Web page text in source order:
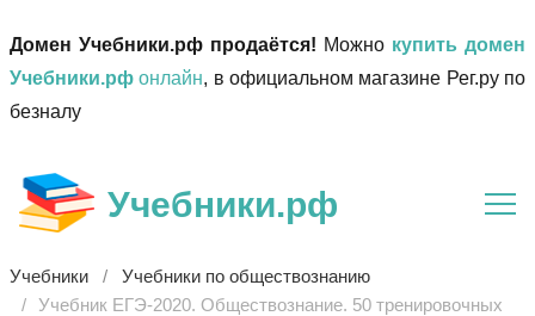
Домен Учебники.рф продаётся! Можно купить домен
Учебники.рф онлайн, в официальном магазине Рег.ру по
безналу
Учебники.рф
Учебники
Учебники по обществознанию
Учебник ЕГЭ-2020. Обществознание. 50 тренировочных